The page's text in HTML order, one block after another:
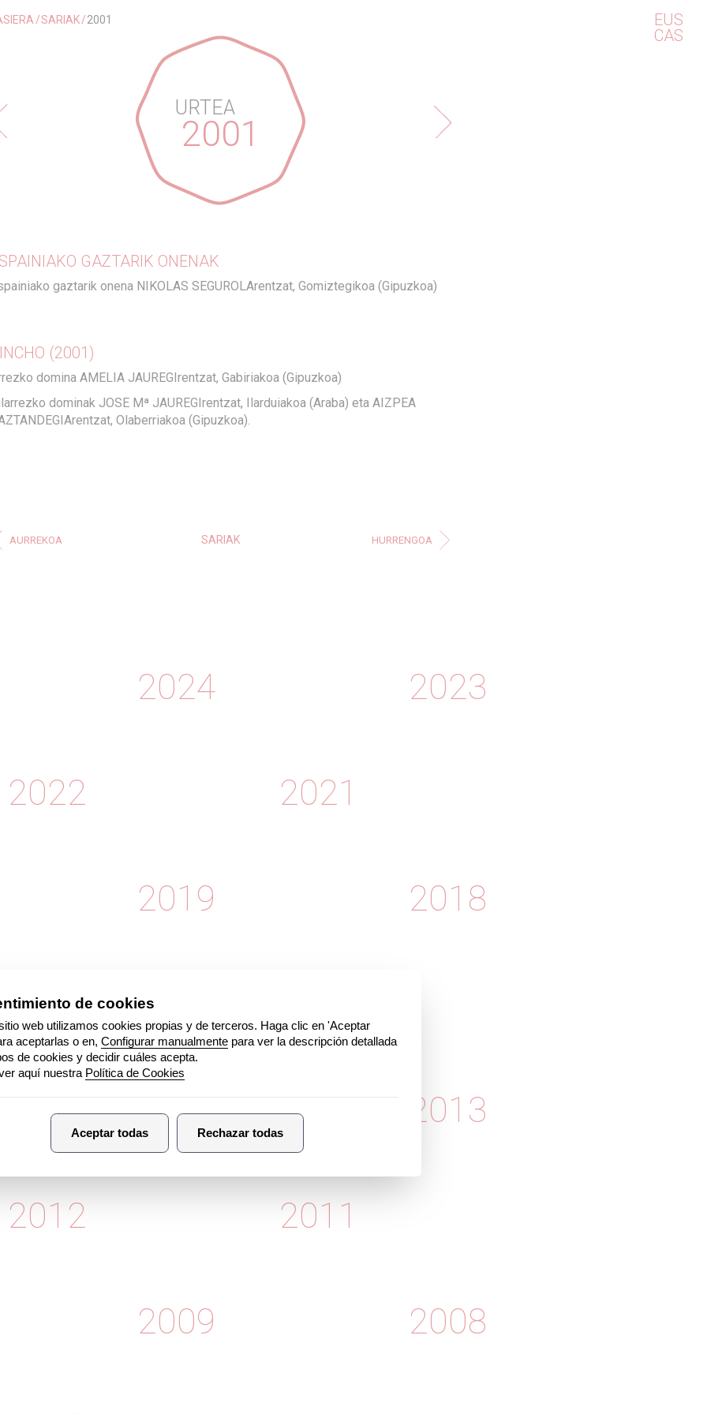
EUS
CAS
SARIAK 2001
URTEA
2001
GAZTARIK ONENAK
gaztarik onena NIKOLAS SEGUROLArentzat, Gomiztegikoa (Gipuzkoa)
(2001)
domina AMELIA JAUREGIrentzat, Gabiriakoa (Gipuzkoa)
dominak JOSE Mª JAUREGIrentzat, Ilarduiakoa (Araba) eta AIZPEA
Olaberriakoa (Gipuzkoa).
AURREKOA SARIAK HURRENGOA
2024 2023
2022 2021
2019 2018
2017
2014 2013
2012 2011
2009 2008